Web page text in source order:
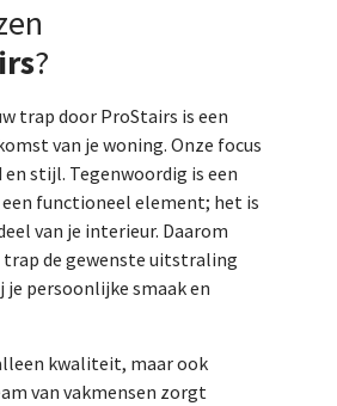
?
trap door ProStairs is een
van je woning. Onze focus
stijl. Tegenwoordig is een
functioneel element; het is
van je interieur. Daarom
trap de gewenste uitstraling
persoonlijke smaak en
kwaliteit, maar ook
van vakmensen zorgt